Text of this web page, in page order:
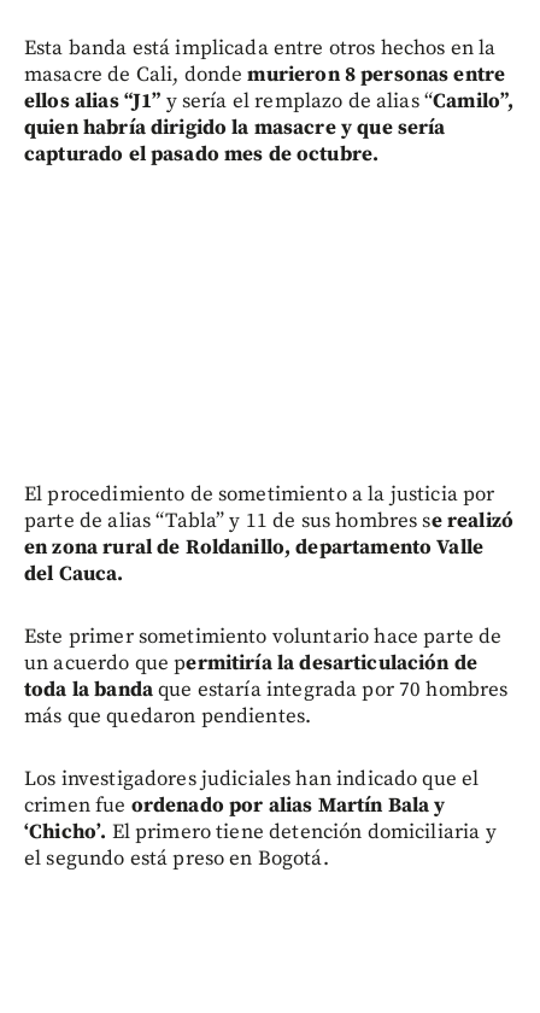
Esta banda está implicada entre otros hechos en la
masacre de Cali, dondemurieron 8 personas entre
ellos alias “J1” y sería el remplazo de alias “Camilo”,
quien habría dirigido la masacre y que sería
capturado el pasado mes de octubre.
El procedimiento de sometimiento a la justicia por
parte de alias “Tabla” y 11 de sus hombres se realizó
en zona rural de Roldanillo, departamento Valle
del Cauca.
Este primer sometimiento voluntario hace parte de
un acuerdo que permitiría la desarticulación de
toda la bandaque estaría integrada por 70 hombres
más que quedaron pendientes.
Los investigadores judiciales han indicado que el
crimen fue ordenado por alias Martín Bala y
‘Chicho’. El primero tiene detención domiciliaria y
el segundo está preso en Bogotá.